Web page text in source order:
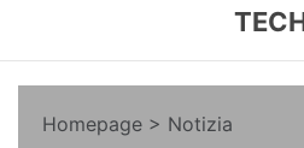
Homepage > Notizia